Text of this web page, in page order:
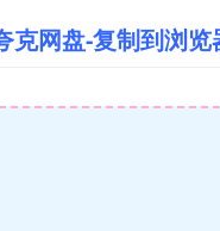
网盘-复制到浏览